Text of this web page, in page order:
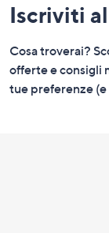
menu
e
Iscriviti
Cosa troverai?
offerte e consigli
tue preferenze